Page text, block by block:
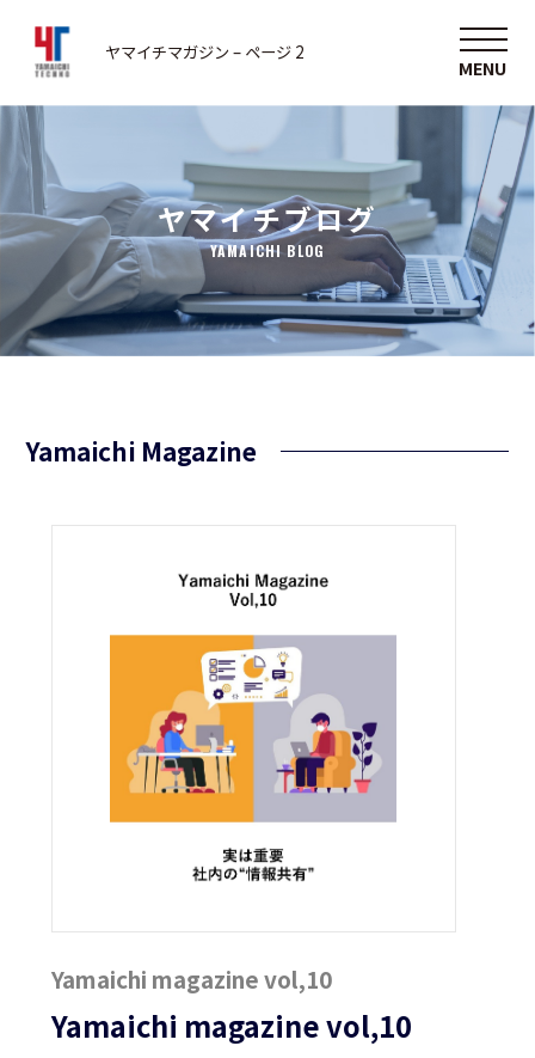
ヤマイチマガジン – ページ 2
ヤマイチブログ
YAMAICHI BLOG
Yamaichi Magazine
Yamaichi magazine vol,10
Yamaichi magazine vol,10